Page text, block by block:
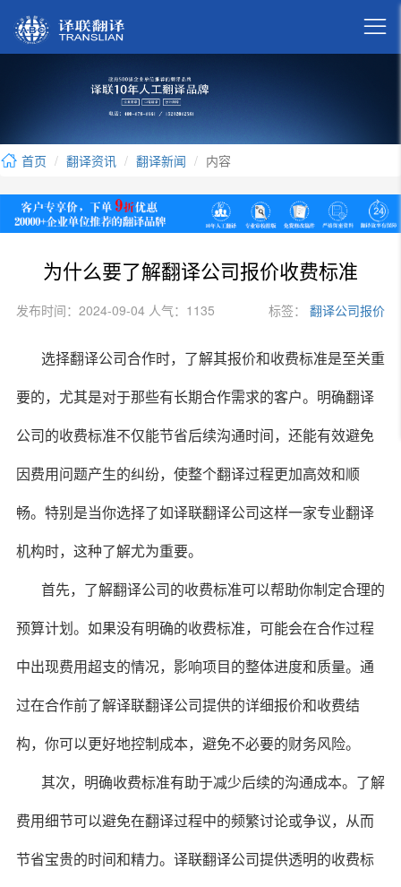

首页 翻译资讯 翻译新闻 内容
为什么要了解翻译公司报价收费标准
发布时间：2024-09-04 人气：1135 标签： 翻译公司报价
选择翻译公司合作时，了解其报价和收费标准是至关重
要的，尤其是对于那些有长期合作需求的客户。明确翻译
公司的收费标准不仅能节省后续沟通时间，还能有效避免
因费用问题产生的纠纷，使整个翻译过程更加高效和顺
畅。特别是当你选择了如译联翻译公司这样一家专业翻译
机构时，这种了解尤为重要。
首先，了解翻译公司的收费标准可以帮助你制定合理的
预算计划。如果没有明确的收费标准，可能会在合作过程
中出现费用超支的情况，影响项目的整体进度和质量。通
过在合作前了解译联翻译公司提供的详细报价和收费结
构，你可以更好地控制成本，避免不必要的财务风险。
其次，明确收费标准有助于减少后续的沟通成本。了解
费用细节可以避免在翻译过程中的频繁讨论或争议，从而
节省宝贵的时间和精力。译联翻译公司提供透明的收费标